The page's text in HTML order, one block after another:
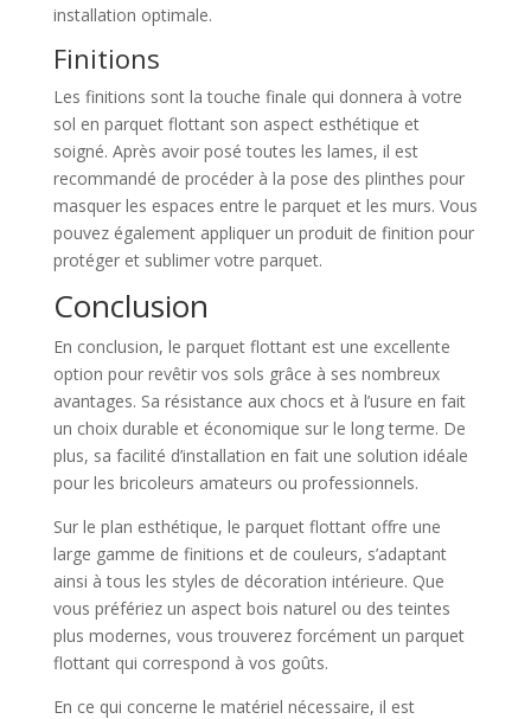
installation optimale.
Finitions
Les finitions sont la touche finale qui donnera à votre
sol en parquet flottant son aspect esthétique et
soigné. Après avoir posé toutes les lames, il est
recommandé de procéder à la pose des plinthes pour
masquer les espaces entre le parquet et les murs. Vous
pouvez également appliquer un produit de finition pour
protéger et sublimer votre parquet.
Conclusion
En conclusion, le parquet flottant est une excellente
option pour revêtir vos sols grâce à ses nombreux
avantages. Sa résistance aux chocs et à l’usure en fait
un choix durable et économique sur le long terme. De
plus, sa facilité d’installation en fait une solution idéale
pour les bricoleurs amateurs ou professionnels.
Sur le plan esthétique, le parquet flottant offre une
large gamme de finitions et de couleurs, s’adaptant
ainsi à tous les styles de décoration intérieure. Que
vous préfériez un aspect bois naturel ou des teintes
plus modernes, vous trouverez forcément un parquet
flottant qui correspond à vos goûts.
En ce qui concerne le matériel nécessaire, il est